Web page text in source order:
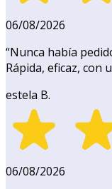
06/08/2026
“Nunca había
Rápida, eficaz, con
estela B.
06/08/2026